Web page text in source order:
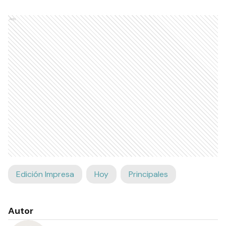
Ads
Edición Impresa Hoy Principales
Autor